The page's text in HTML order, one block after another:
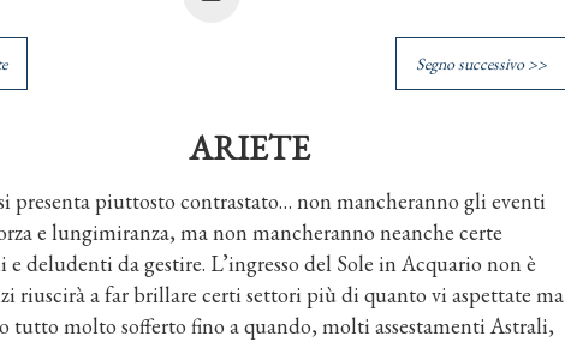
Segno successivo >>
ARIETE
presenta piuttosto contrastato… non mancheranno gli eventi
e lungimiranza, ma non mancheranno neanche certe
deludenti da gestire. L’ingresso del Sole in Acquario non è
riuscirà a far brillare certi settori più di quanto vi aspettate ma
tutto molto sofferto fino a quando, molti assestamenti Astrali,